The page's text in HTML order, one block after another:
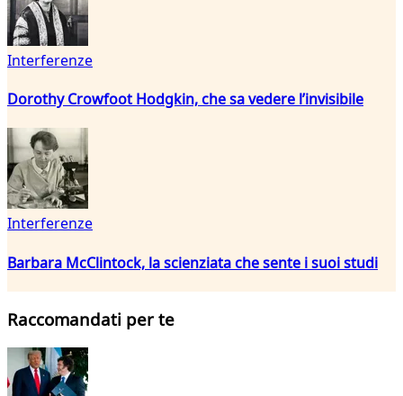
Interferenze
Dorothy Crowfoot Hodgkin, che sa vedere l’invisibile
Interferenze
Barbara McClintock, la scienziata che sente i suoi studi
Raccomandati per te